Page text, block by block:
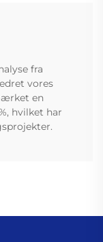
fra
vores
en
hvilket har